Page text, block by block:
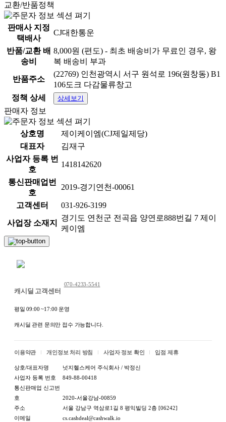
교환/반품정책
판매사 지정
택배사
CJ대한통운
반품/교환 배
송비
8,000원 (편도) - 최초 배송비가 무료인 경우, 왕
복 배송비 부과
반품주소
(22769) 인천광역시 서구 원석로 196(원창동) B1
106도크 다감물류창고
정책 상세
상세보기
판매자 정보
상호명
제이케이엠(CJ제일제당)
대표자
김재구
사업자 등록 번
호
1418142620
통신판매업번
호
2019-경기연천-00061
고객센터 031-926-3199
사업장 소재지
경기도 연천군 전곡읍 양연로888번길 7 제이
케이엠
캐시딜 고객센터
070-4233-5541
평일 09:00 ~17:00 운영
캐시딜 관련 문의만 접수 가능합니다.
이용약관 개인정보 처리 방침 사업자 정보 확인 입점 제휴
상호/대표자명
넛지헬스케어 주식회사 / 박정신
사업자 등록 번호
849-88-00418
통신판매업 신고번
호
2020-서울강남-00859
주소
서울 강남구 역삼로1길 8 평익빌딩 2층 [06242]
이메일
cs.cashdeal@cashwalk.io